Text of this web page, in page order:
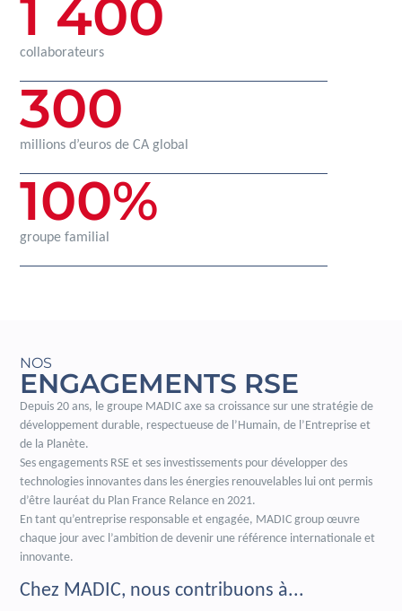
collaborateurs
1 400
millions d’euros de CA global
300
groupe familial
100%
NOS
ENGAGEMENTS RSE
Depuis 20 ans, le groupe MADIC axe sa croissance sur une stratégie de
développement durable, respectueuse de l’Humain, de l’Entreprise et
de la Planète.
Ses engagements RSE et ses investissements pour développer des
technologies innovantes dans les énergies renouvelables lui ont permis
d’être lauréat du Plan France Relance en 2021.
En tant qu’entreprise responsable et engagée, MADIC group œuvre
chaque jour avec l’ambition de devenir une référence internationale et
innovante.
Chez MADIC, nous contribuons à...